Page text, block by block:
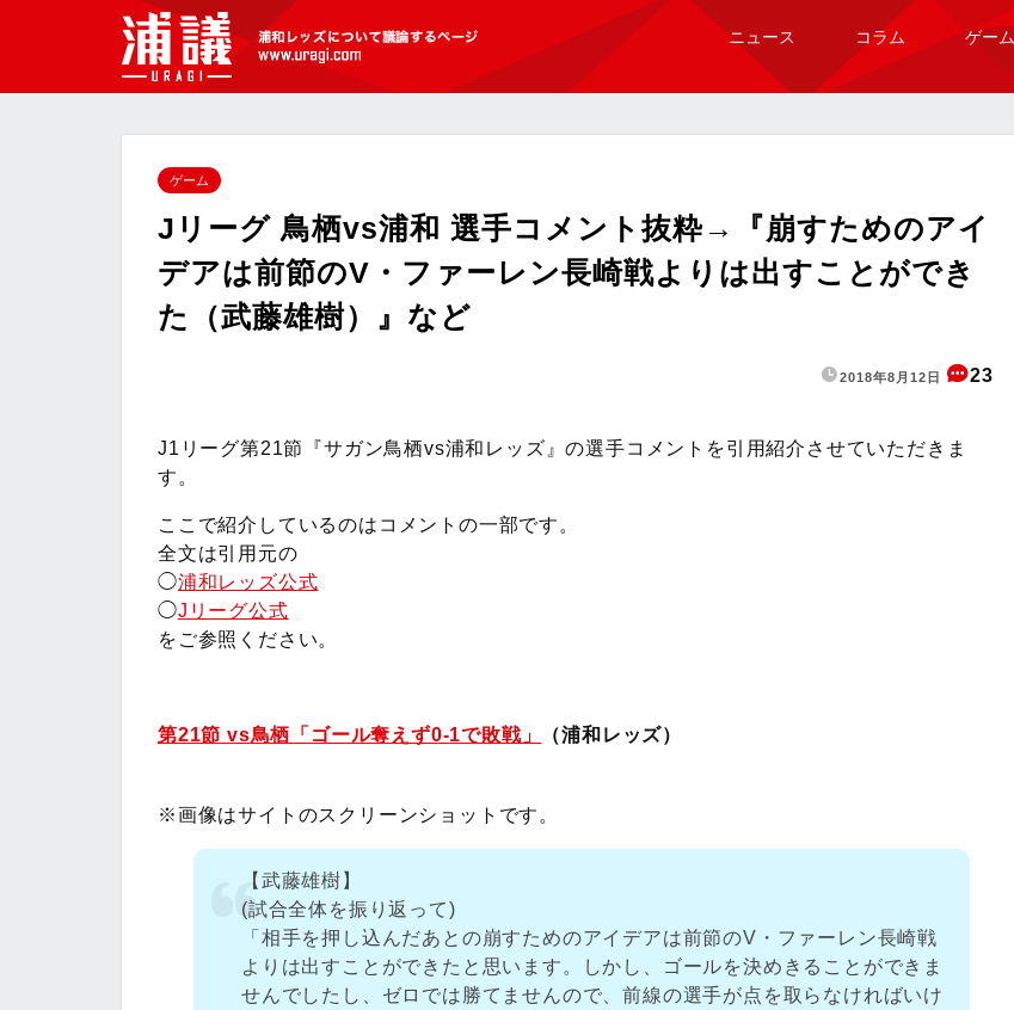
[浦議]浦和レッズについて議論するペ
ニュース コラム ゲーム
ゲーム
Jリーグ 鳥栖vs浦和 選手コメント抜粋→『崩すためのアイ
デアは前節のV・ファーレン長崎戦よりは出すことができ
た（武藤雄樹）』など
2018年8月12日 23
J1リーグ第21節『サガン鳥栖vs浦和レッズ』の選手コメントを引用紹介させていただきま
す。
ここで紹介しているのはコメントの一部です。
全文は引用元の
◯浦和レッズ公式
◯Jリーグ公式
をご参照ください。
第21節 vs鳥栖「ゴール奪えず0-1で敗戦」 （浦和レッズ）
※画像はサイトのスクリーンショットです。
【武藤雄樹】
(試合全体を振り返って)
「相手を押し込んだあとの崩すためのアイデアは前節のV・ファーレン長崎戦
よりは出すことができたと思います。しかし、ゴールを決めきることができま
せんでしたし、ゼロでは勝てませんので、前線の選手が点を取らなければいけ